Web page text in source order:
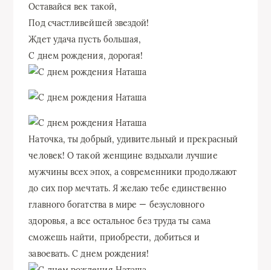
Оставайся век такой,
Под счастливейшей звездой!
Ждет удача пусть большая,
С днем рождения, дорогая!
Наточка, ты добрый, удивительный и прекрасный
человек! О такой женщине вздыхали лучшие
мужчины всех эпох, а современники продолжают
до сих пор мечтать. Я желаю тебе единственно
главного богатства в мире — безусловного
здоровья, а все остальное без труда ты сама
сможешь найти, приобрести, добиться и
завоевать. С днем рождения!